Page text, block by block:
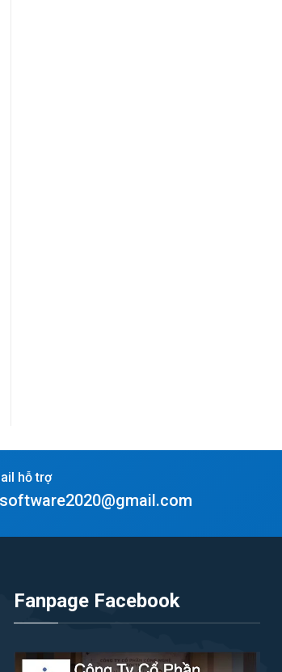
hỗ trợ
Fanpage Facebook